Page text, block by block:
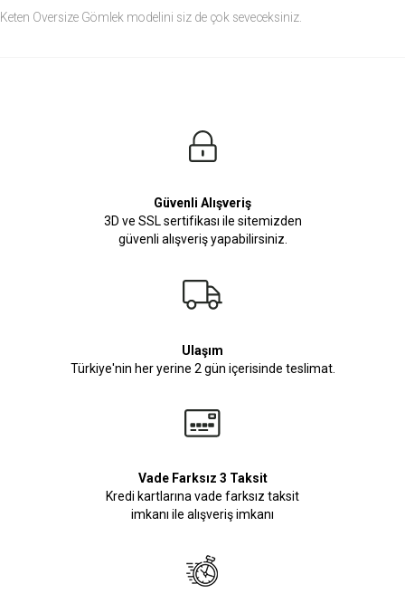
Keten Oversize Gömlek modelini siz de çok seveceksiniz.
Manken Bedenleri Üst Grup M, Alt Grup 33 Beden ( Medium )
Güvenli Alışveriş
3D ve SSL sertifikası ile sitemizden
güvenli alışveriş yapabilirsiniz.
Ulaşım
Türkiye'nin her yerine 2 gün içerisinde teslimat.
Vade Farksız 3 Taksit
Kredi kartlarına vade farksız taksit
imkanı ile alışveriş imkanı